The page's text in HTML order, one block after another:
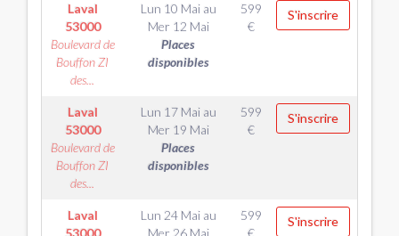
Laval
53000
Boulevard de
Bouffon ZI
des...
Lun 10 Maiau
Mer 12 Mai
Places
disponibles
599
€
S'inscrire
Laval
53000
Boulevard de
Bouffon ZI
des...
Lun 17 Maiau
Mer 19 Mai
Places
disponibles
599
€
S'inscrire
Laval
53000
Lun 24 Maiau
Mer 26 Mai
599
€
S'inscrire